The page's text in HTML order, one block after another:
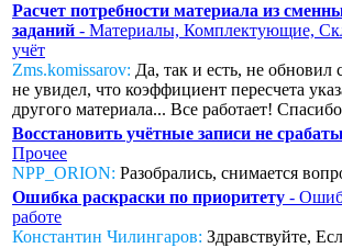
Расчет потребности материала из
заданий - Материалы, Комплектующие,
учёт
Zms.komissarov: Да, так и есть, не обновил
не увидел, что коэффициент пересчета
другого материала... Все работает!
Восстановить учётные записи не
Прочее
NPP_ORION: Разобрались, снимается
Ошибка раскраски по приоритету -
работе
Константин Чилингаров: Здравствуйте,